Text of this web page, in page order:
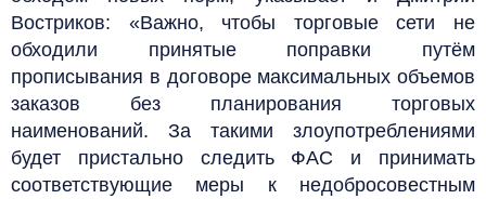
Востриков: «Важно, чтобы торговые сети не
обходили принятые поправки путём
прописывания в договоре максимальных объемов
заказов без планирования торговых
наименований. За такими злоупотреблениями
будет пристально следить ФАС и принимать
соответствующие меры к недобросовестным